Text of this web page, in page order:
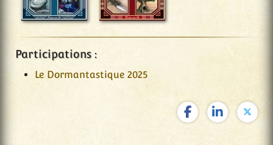
Participations :
Le Dormantastique 2025